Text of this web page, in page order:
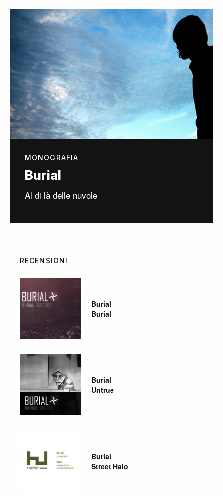
MONOGRAFIA
Burial
Al di là delle nuvole
RECENSIONI
Burial
Burial
Burial
Untrue
Burial
Street Halo